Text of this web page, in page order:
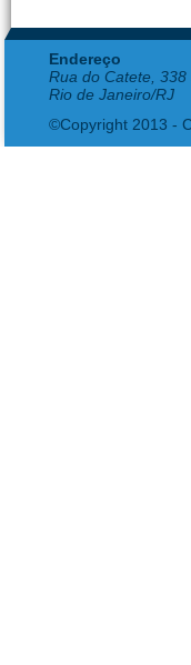
Endereço
Rua do Catete,
Rio de Janeiro/RJ
©Copyright 2013 -